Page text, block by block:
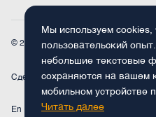
Мы используем
пользовательский
небольшие текстовые
сохраняются на вашем
мобильном устройстве
Читать далее
© 2026 Armenia.travel. Все права
Сделано Concept Studio
En Fr Ru